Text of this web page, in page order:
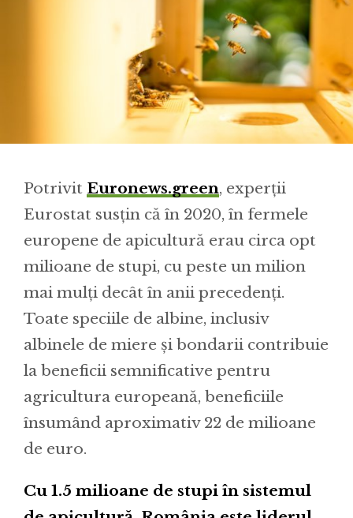
Potrivit Euronews.green, experții
Eurostat susțin că în 2020, în fermele
europene de apicultură erau circa opt
milioane de stupi, cu peste un milion
mai mulți decât în anii precedenți.
Toate speciile de albine, inclusiv
albinele de miere și bondarii contribuie
la beneficii semnificative pentru
agricultura europeană, beneficiile
însumând aproximativ 22 de milioane
de euro.
Cu 1.5 milioane de stupi în sistemul